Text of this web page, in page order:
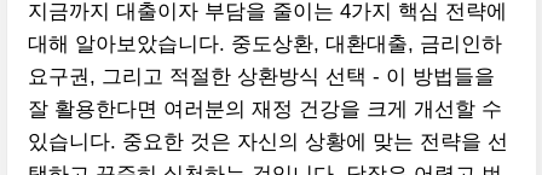
지금까지 대출이자 부담을 줄이는 4가지 핵심 전략에
대해 알아보았습니다. 중도상환, 대환대출, 금리인하
요구권, 그리고 적절한 상환방식 선택 - 이 방법들을
잘 활용한다면 여러분의 재정 건강을 크게 개선할 수
있습니다. 중요한 것은 자신의 상황에 맞는 전략을 선